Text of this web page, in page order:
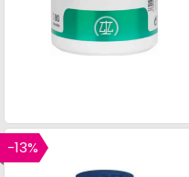
-13%